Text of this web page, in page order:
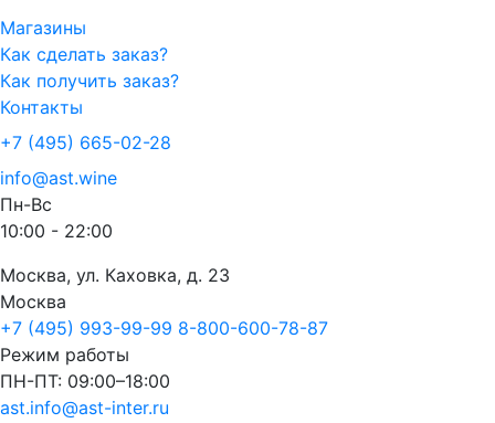
Магазины
Как сделать заказ?
Как получить заказ?
Контакты
+7 (495) 665-02-28
info@ast.wine
Пн-Вс
10:00 - 22:00
Москва, ул. Каховка, д. 23
Москва
+7 (495) 993-99-99 8-800-600-78-87
Режим работы
ПН-ПТ: 09:00–18:00
ast.info@ast-inter.ru